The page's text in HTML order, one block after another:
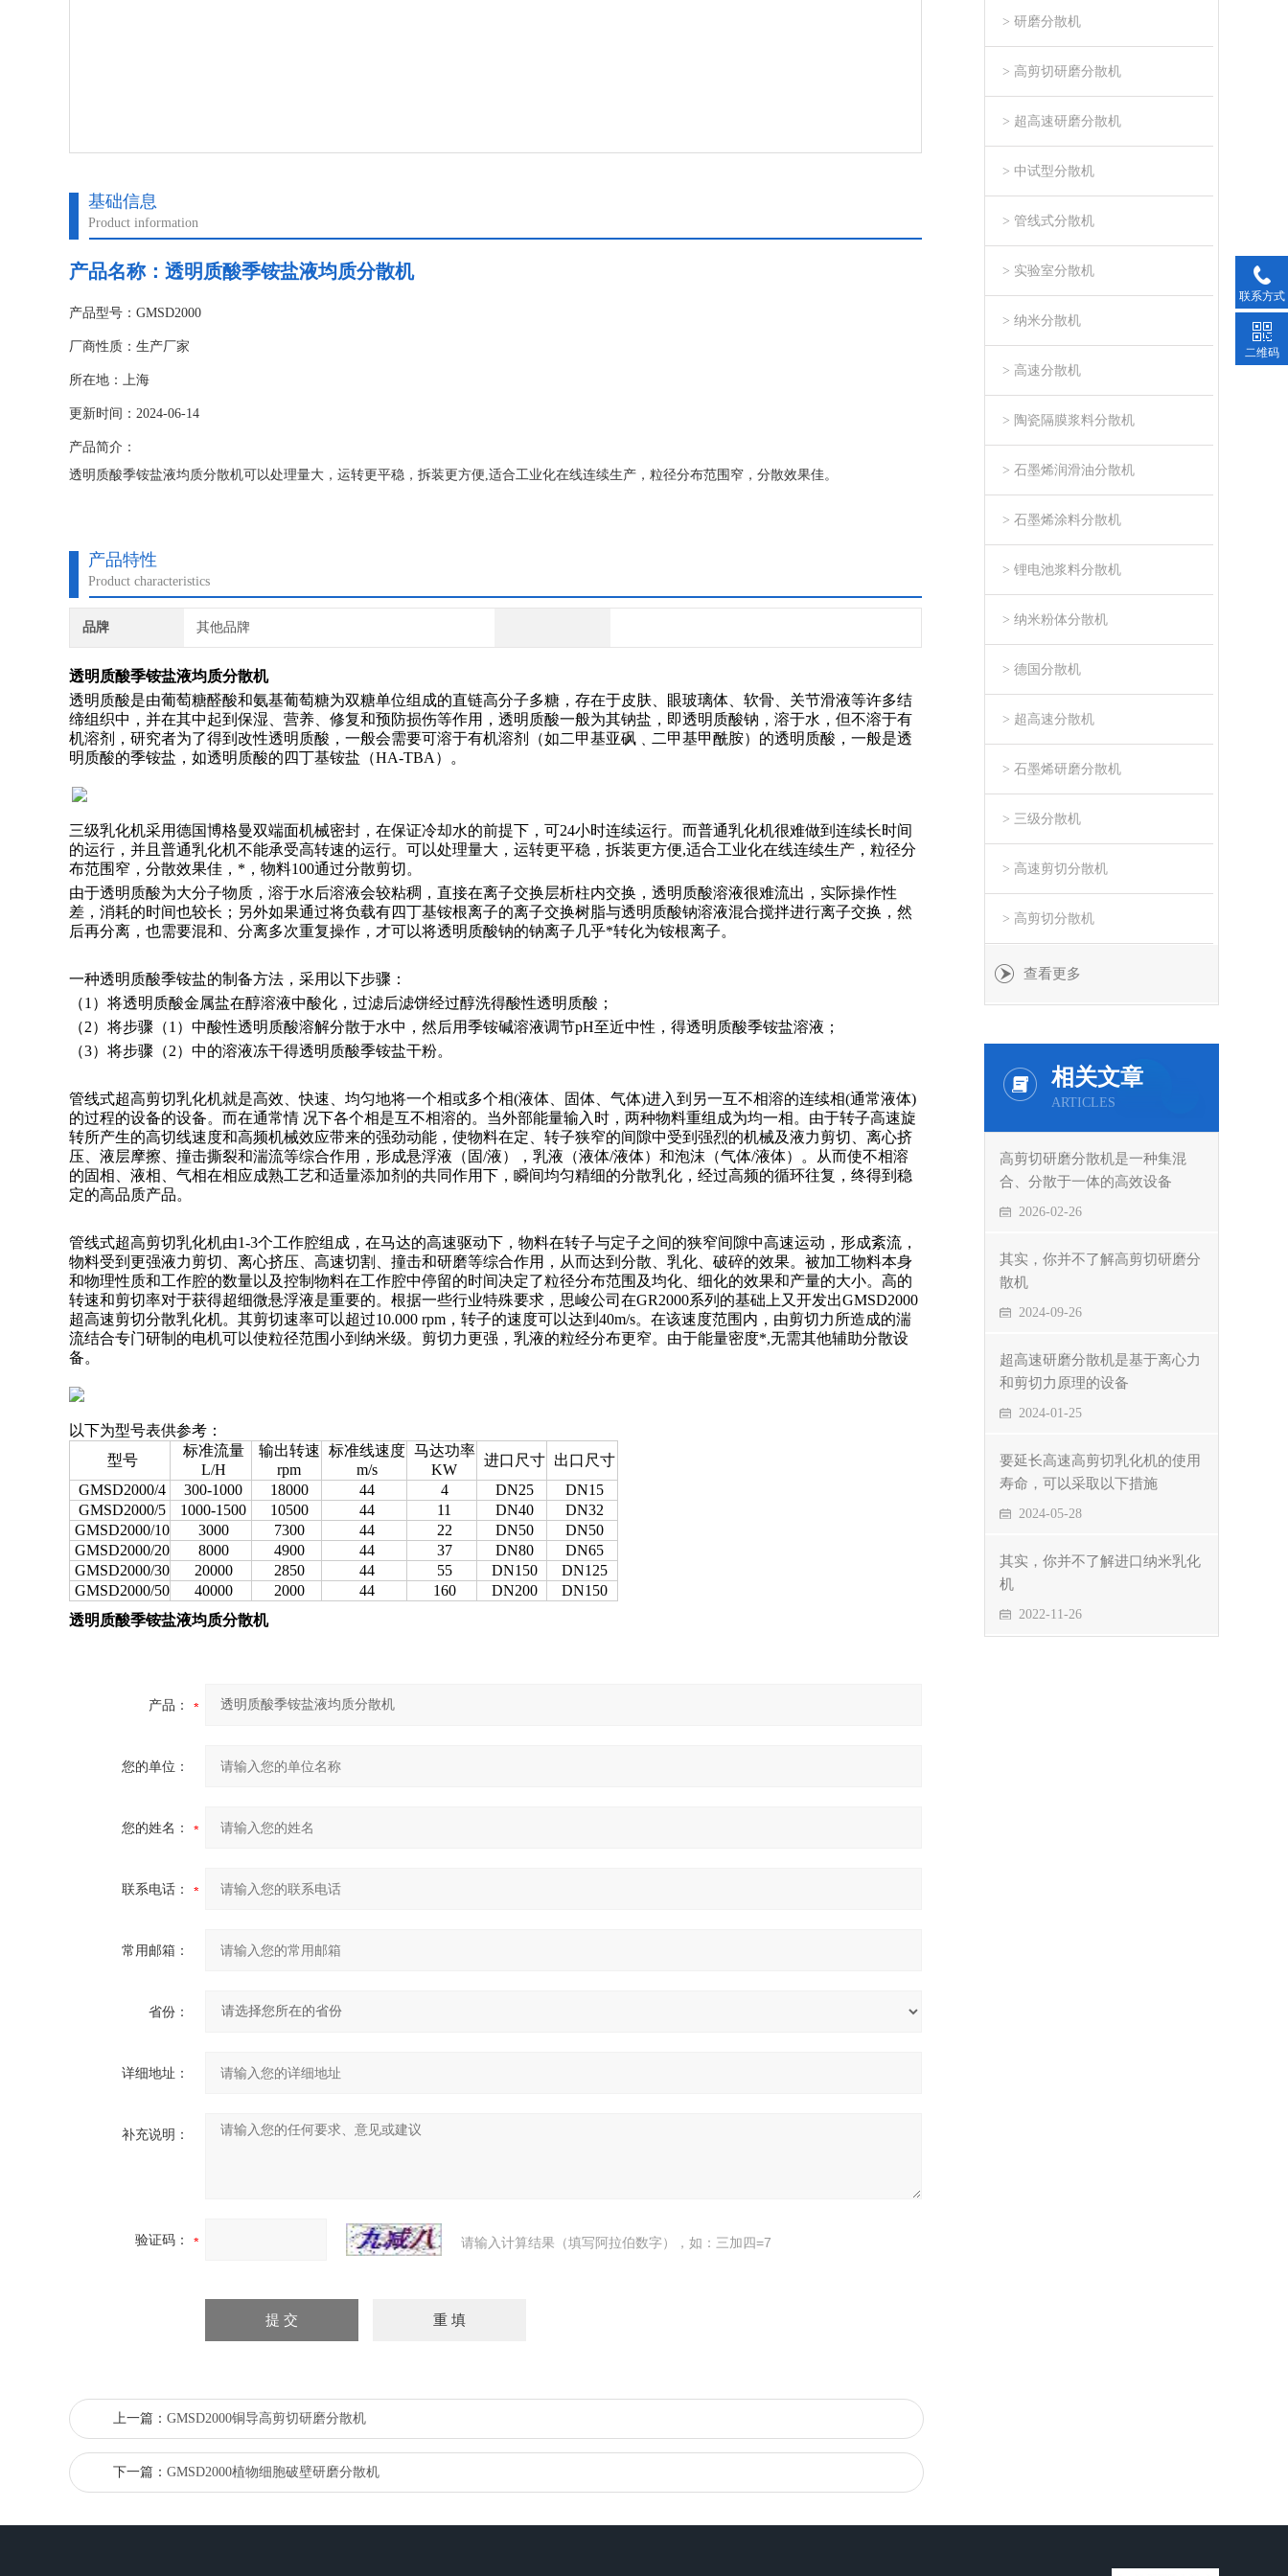
基础信息
Product information
产品名称：透明质酸季铵盐液均质分散机
产品型号：GMSD2000
厂商性质：生产厂家
所在地：上海
更新时间：2024-06-14
产品简介：
透明质酸季铵盐液均质分散机可以处理量大，运转更平稳，拆装更方便,适合工业化在线连续生产，粒径分布范围窄，分散效果佳。
产品特性
Product characteristics
品牌 其他品牌
透明质酸季铵盐液均质分散机
透明质酸是由葡萄糖醛酸和氨基葡萄糖为双糖单位组成的直链高分子多糖，存在于皮肤、眼玻璃体、软骨、关节滑液等许多结
缔组织中，并在其中起到保湿、营养、修复和预防损伤等作用，透明质酸一般为其钠盐，即透明质酸钠，溶于水，但不溶于有
机溶剂，研究者为了得到改性透明质酸，一般会需要可溶于有机溶剂（如二甲基亚砜﹑二甲基甲酰胺）的透明质酸，一般是透
明质酸的季铵盐，如透明质酸的四丁基铵盐（HA-TBA）。
三级乳化机采用德国博格曼双端面机械密封，在保证冷却水的前提下，可24小时连续运行。而普通乳化机很难做到连续长时间
的运行，并且普通乳化机不能承受高转速的运行。可以处理量大，运转更平稳，拆装更方便,适合工业化在线连续生产，粒径分
布范围窄，分散效果佳，*，物料100通过分散剪切。
由于透明质酸为大分子物质，溶于水后溶液会较粘稠，直接在离子交换层析柱内交换，透明质酸溶液很难流出，实际操作性
差，消耗的时间也较长；另外如果通过将负载有四丁基铵根离子的离子交换树脂与透明质酸钠溶液混合搅拌进行离子交换，然
后再分离，也需要混和、分离多次重复操作，才可以将透明质酸钠的钠离子几乎*转化为铵根离子。
一种透明质酸季铵盐的制备方法，采用以下步骤：
（1）将透明质酸金属盐在醇溶液中酸化，过滤后滤饼经过醇洗得酸性透明质酸；
（2）将步骤（1）中酸性透明质酸溶解分散于水中，然后用季铵碱溶液调节pH至近中性，得透明质酸季铵盐溶液；
（3）将步骤（2）中的溶液冻干得透明质酸季铵盐干粉。
管线式超高剪切乳化机就是高效、快速、均匀地将一个相或多个相(液体、固体、气体)进入到另一互不相溶的连续相(通常液体)
的过程的设备的设备。而在通常情 况下各个相是互不相溶的。当外部能量输入时，两种物料重组成为均一相。由于转子高速旋
转所产生的高切线速度和高频机械效应带来的强劲动能，使物料在定、转子狭窄的间隙中受到强烈的机械及液力剪切、离心挤
压、液层摩擦、撞击撕裂和湍流等综合作用，形成悬浮液（固/液），乳液（液体/液体）和泡沫（气体/液体）。从而使不相溶
的固相、液相、气相在相应成熟工艺和适量添加剂的共同作用下，瞬间均匀精细的分散乳化，经过高频的循环往复，终得到稳
定的高品质产品。
管线式超高剪切乳化机由1-3个工作腔组成，在马达的高速驱动下，物料在转子与定子之间的狭窄间隙中高速运动，形成紊流，
物料受到更强液力剪切、离心挤压、高速切割、撞击和研磨等综合作用，从而达到分散、乳化、破碎的效果。被加工物料本身
和物理性质和工作腔的数量以及控制物料在工作腔中停留的时间决定了粒径分布范围及均化、细化的效果和产量的大小。高的
转速和剪切率对于获得超细微悬浮液是重要的。根据一些行业特殊要求，思峻公司在GR2000系列的基础上又开发出GMSD2000
超高速剪切分散乳化机。其剪切速率可以超过10.000 rpm，转子的速度可以达到40m/s。在该速度范围内，由剪切力所造成的湍
流结合专门研制的电机可以使粒径范围小到纳米级。剪切力更强，乳液的粒经分布更窄。由于能量密度*,无需其他辅助分散设
备。
以下为型号表供参考：
型号
标准流量
L/H
输出转速
rpm
标准线速度
m/s
马达功率
KW
进口尺寸
出口尺寸
GMSD2000/4
300-1000 18000 44 4 DN25
DN15
GMSD2000/5
1000-1500 10500 44 11 DN40
DN32
GMSD2000/10
3000 7300 44 22 DN50
DN50
GMSD2000/20
8000 4900 44 37 DN80
DN65
GMSD2000/30
20000 2850 44 55 DN150
DN125
GMSD2000/50
40000 2000 44 160 DN200
DN150
透明质酸季铵盐液均质分散机
产品：
您的单位：
您的姓名：
联系电话：
常用邮箱：
省份：
详细地址：
补充说明：
验证码： 请输入计算结果（填写阿拉伯数字），如：三加四=7
上一篇： GMSD2000铜导高剪切研磨分散机
下一篇： GMSD2000植物细胞破壁研磨分散机
> 研磨分散机
> 高剪切研磨分散机
> 超高速研磨分散机
> 中试型分散机
> 管线式分散机
> 实验室分散机
> 纳米分散机
> 高速分散机
> 陶瓷隔膜浆料分散机
> 石墨烯润滑油分散机
> 石墨烯涂料分散机
> 锂电池浆料分散机
> 纳米粉体分散机
> 德国分散机
> 超高速分散机
> 石墨烯研磨分散机
> 三级分散机
> 高速剪切分散机
> 高剪切分散机
查看更多
相关文章
ARTICLES
高剪切研磨分散机是一种集混
合、分散于一体的高效设备
2026-02-26
其实，你并不了解高剪切研磨分
散机
2024-09-26
超高速研磨分散机是基于离心力
和剪切力原理的设备
2024-01-25
要延长高速高剪切乳化机的使用
寿命，可以采取以下措施
2024-05-28
其实，你并不了解进口纳米乳化
机
2022-11-26
联系方式
二维码